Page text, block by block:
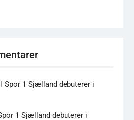
Spor 1 Sjælland debuterer i
1 Sjælland debuterer i